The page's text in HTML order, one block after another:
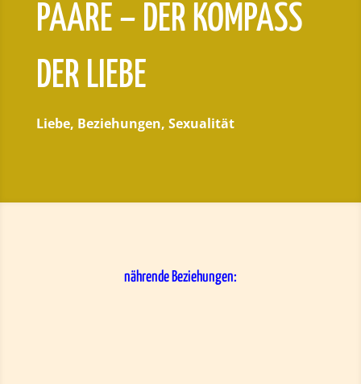
PAARE – DER KOMPASS
DER LIEBE
Liebe, Beziehungen, Sexualität
nährende Beziehungen: